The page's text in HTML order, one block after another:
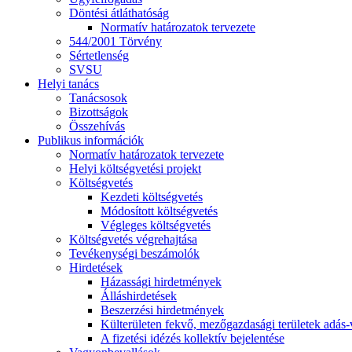
Döntési átláthatóság
Normatív határozatok tervezete
544/2001 Törvény
Sértetlenség
SVSU
Helyi tanács
Tanácsosok
Bizottságok
Összehívás
Publikus információk
Normatív határozatok tervezete
Helyi költségvetési projekt
Költségvetés
Kezdeti költségvetés
Módosított költségvetés
Végleges költségvetés
Költségvetés végrehajtása
Tevékenységi beszámolók
Hirdetések
Házassági hirdetmények
Álláshirdetések
Beszerzési hirdetmények
Külterületen fekvő, mezőgazdasági területek
A fizetési idézés kollektív bejelentése